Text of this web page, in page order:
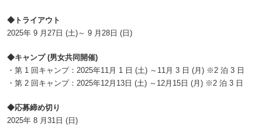
◆トライアウト
2025年 9 月27日 (土)～ 9 月28日 (日)
◆キャンプ (男女共同開催)
・第 1 回キャンプ：2025年11月 1 日 (土) ～11月 3 日 (月) ※2 泊 3 日
・第 2 回キャンプ：2025年12月13日 (土) ～12月15日 (月) ※2 泊 3 日
◆応募締め切り
2025年 8 月31日 (日)